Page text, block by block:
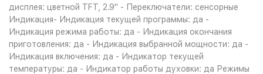
дисплея: цветной TFT, 2.9" - Переключатели: сенсорные
Индикация- Индикация текущей программы: да -
Индикация режима работы: да - Индикация окончания
приготовления: да - Индикация выбранной мощности: да -
Индикация включения: да - Индикатор текущей
температуры: да - Индикатор работы духовки: да Режимы